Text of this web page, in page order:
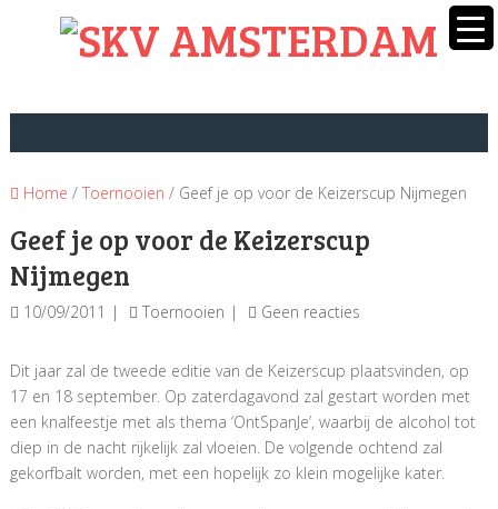
Home / Toernooien / Geef je op voor de Keizerscup Nijmegen
Geef je op voor de Keizerscup
Nijmegen
10/09/2011 Toernooien Geen reacties
Dit jaar zal de tweede editie van de Keizerscup plaatsvinden, op
17 en 18 september. Op zaterdagavond zal gestart worden met
een knalfeestje met als thema ‘OntSpanJe’, waarbij de alcohol tot
diep in de nacht rijkelijk zal vloeien. De volgende ochtend zal
gekorfbalt worden, met een hopelijk zo klein mogelijke kater.